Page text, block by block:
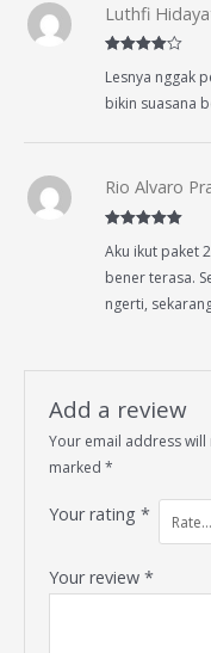
out of 5
Luthfi
Lesnya nggak
bikin suasana
of 5
Rio Alvaro
Aku ikut paket
bener terasa.
ngerti,
Add a review
Your email address
marked*
Your rating*
Your review*